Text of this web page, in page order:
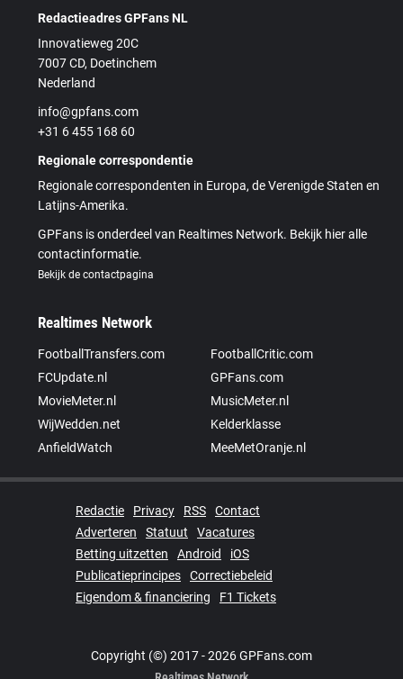
Redactieadres GPFans NL
Innovatieweg 20C
7007 CD, Doetinchem
Nederland
info@gpfans.com
+31 6 455 168 60
Regionale correspondentie
Regionale correspondenten in Europa, de Verenigde Staten en
Latijns-Amerika.
GPFans is onderdeel van Realtimes Network. Bekijk hier alle
contactinformatie.
Bekijk de contactpagina
Realtimes Network
FootballTransfers.com
FootballCritic.com
FCUpdate.nl
GPFans.com
MovieMeter.nl
MusicMeter.nl
WijWedden.net
Kelderklasse
AnfieldWatch
MeeMetOranje.nl
Redactie Privacy RSS
Contact
Adverteren
Statuut
Vacatures
Betting uitzetten
Android
iOS
Publicatieprincipes
Correctiebeleid
Eigendom & financiering
F1 Tickets
Copyright (©) 2017 - 2026 GPFans.com